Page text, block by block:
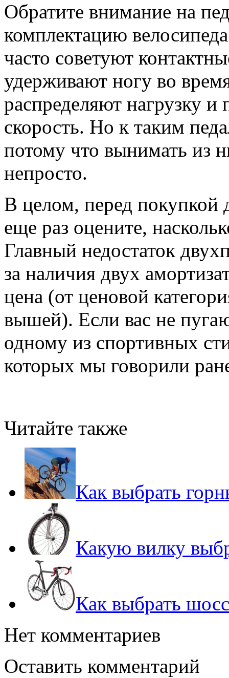
Обратите внимание на
комплектацию
часто советуют
удерживают ногу во
распределяют нагрузку
скорость. Но к таким
потому что вынимать из
непросто.
В целом, перед покупкой
еще раз оцените,
Главный недостаток
за наличия двух
цена (от ценовой
вышей). Если вас не
одному из спортивных
которых мы говорили
Читайте также
Как выбрать
Какую вилку
Как выбрать
Нет комментариев
Оставить комментарий